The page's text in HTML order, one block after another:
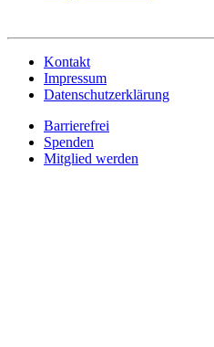
Kontakt
Impressum
Datenschutzerklärung
Barrierefrei
Spenden
Mitglied werden